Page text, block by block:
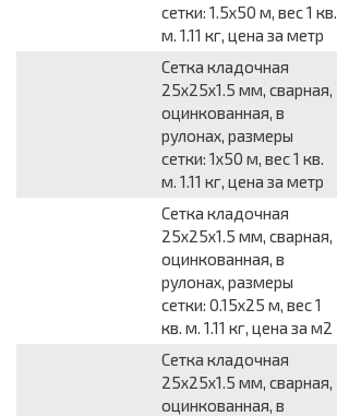
сетки: 1.5x50 м, вес 1 кв.
м. 1.11 кг, цена за метр
Сетка кладочная
25x25x1.5 мм, сварная,
оцинкованная, в
рулонах, размеры
сетки: 1x50 м, вес 1 кв.
м. 1.11 кг, цена за метр
Сетка кладочная
25x25x1.5 мм, сварная,
оцинкованная, в
рулонах, размеры
сетки: 0.15x25 м, вес 1
кв. м. 1.11 кг, цена за м2
Сетка кладочная
25x25x1.5 мм, сварная,
оцинкованная, в